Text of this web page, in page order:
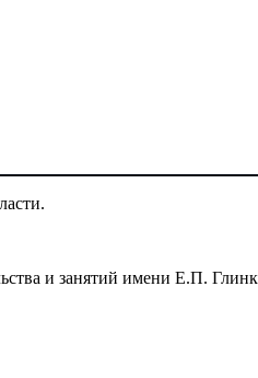
и занятий имени Е.П.